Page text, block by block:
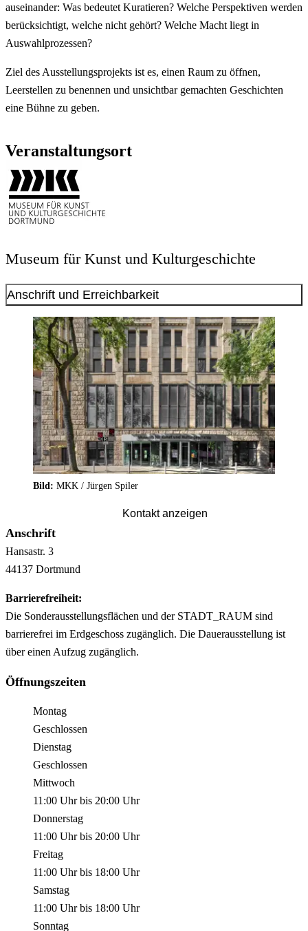
auseinander: Was bedeutet Kuratieren? Welche Perspektiven werden
berücksichtigt, welche nicht gehört? Welche Macht liegt in
Auswahlprozessen?
Ziel des Ausstellungsprojekts ist es, einen Raum zu öffnen,
Leerstellen zu benennen und unsichtbar gemachten Geschichten
eine Bühne zu geben.
Veranstaltungsort
Museum für Kunst und Kulturgeschichte
Anschrift und Erreichbarkeit
Bild: MKK / Jürgen Spiler
Kontakt anzeigen
Anschrift
Hansastr. 3
44137 Dortmund
Barrierefreiheit:
Die Sonderausstellungsflächen und der STADT_RAUM sind
barrierefrei im Erdgeschoss zugänglich. Die Dauerausstellung ist
über einen Aufzug zugänglich.
Öffnungszeiten
Montag
Geschlossen
Dienstag
Geschlossen
Mittwoch
11:00 Uhrbis 20:00 Uhr
Donnerstag
11:00 Uhrbis 20:00 Uhr
Freitag
11:00 Uhrbis 18:00 Uhr
Samstag
11:00 Uhrbis 18:00 Uhr
Sonntag